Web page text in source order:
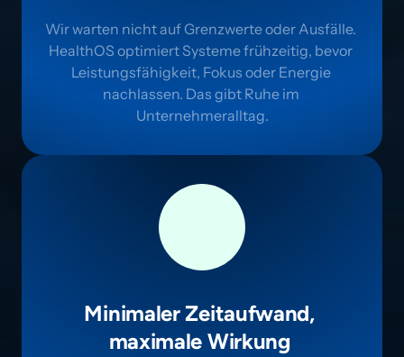
Wir warten nicht auf Grenzwerte oder Ausfälle.
HealthOS optimiert Systeme frühzeitig, bevor
Leistungsfähigkeit, Fokus oder Energie
nachlassen. Das gibt Ruhe im
Unternehmeralltag.
Minimaler Zeitaufwand,
maximale Wirkung